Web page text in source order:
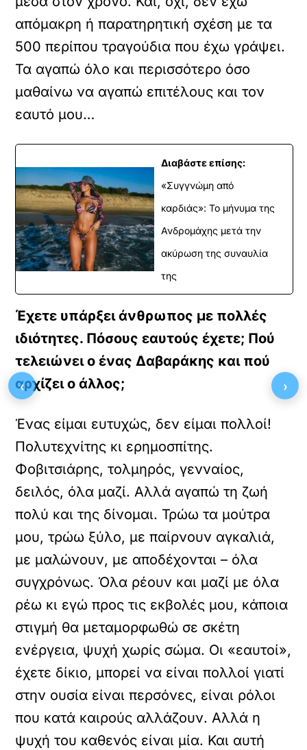
απόμακρη ή παρατηρητική σχέση με τα
500 περίπου τραγούδια που έχω γράψει.
Τα αγαπώ όλο και περισσότερο όσο
μαθαίνω να αγαπώ επιτέλους και τον
εαυτό μου…
Διαβάστε επίσης:
«Συγγνώμη από
καρδιάς»: Το μήνυμα της
Ανδρομάχης μετά την
ακύρωση της συναυλία
της
Έχετε υπάρξει άνθρωπος με πολλές
ιδιότητες. Πόσους εαυτούς έχετε; Πού
τελειώνει ο ένας Δαβαράκης και πού
αρχίζει ο άλλος;
Ένας είμαι ευτυχώς, δεν είμαι πολλοί!
Πολυτεχνίτης κι ερημοσπίτης.
Φοβιτσιάρης, τολμηρός, γενναίος,
δειλός, όλα μαζί. Αλλά αγαπώ τη ζωή
πολύ και της δίνομαι. Τρώω τα μούτρα
μου, τρώω ξύλο, με παίρνουν αγκαλιά,
με μαλώνουν, με αποδέχονται – όλα
συγχρόνως. Όλα ρέουν και μαζί με όλα
ρέω κι εγώ προς τις εκβολές μου, κάποια
στιγμή θα μεταμορφωθώ σε σκέτη
ενέργεια, ψυχή χωρίς σώμα. Οι «εαυτοί»,
έχετε δίκιο, μπορεί να είναι πολλοί γιατί
στην ουσία είναι περσόνες, είναι ρόλοι
που κατά καιρούς αλλάζουν. Αλλά η
ψυχή του καθενός είναι μία. Και αυτή
‹ ›